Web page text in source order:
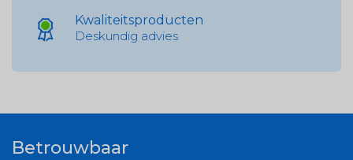
Kwaliteitsproducten
Deskundig advies
Betrouwbaar